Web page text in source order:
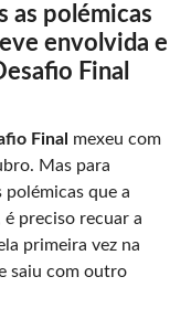
as polémicas
envolvida e
Final
Final mexeu com
Mas para
polémicas que a
preciso recuar a
primeira vez na
saiu com outro